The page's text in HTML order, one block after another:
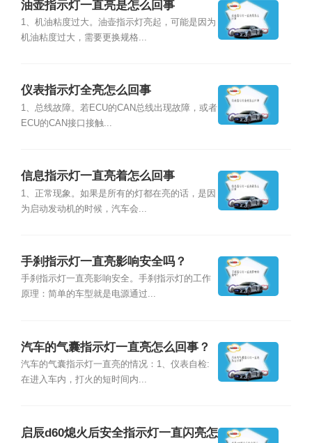
油壶指示灯一直亮是怎么回事
1、机油粘度过大。油壶指示灯亮起，可能是因为
机油粘度过大，需要更换规格...
仪表指示灯全亮怎么回事
1、总线故障。若ECU的CAN总线出现故障，或者
ECU的CAN接口接触...
信息指示灯一直亮着怎么回事
1、正常现象。如果是所有的灯都在亮的话，是因
为启动发动机的时候，汽车会...
手刹指示灯一直亮影响安全吗？
手刹指示灯一直亮影响安全。手刹指示灯的工作
原理：简单的车型就是电源通过...
汽车的气囊指示灯一直亮怎么回事？
汽车的气囊指示灯一直亮的情况：1、仪表自检:
在进入车内，打火的短时间内...
启辰d60熄火后安全指示灯一直闪亮怎